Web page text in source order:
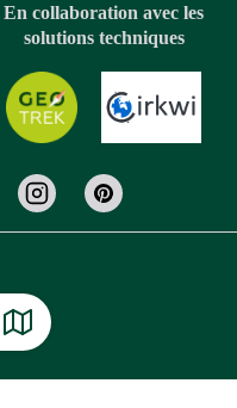
En collaboration avec les
solutions techniques